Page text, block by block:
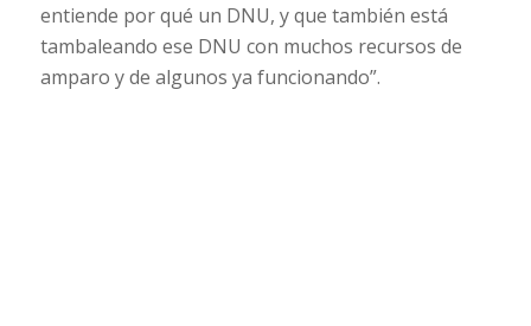
entiende por qué un DNU, y que también está
tambaleando ese DNU con muchos recursos de
amparo y de algunos ya funcionando”.